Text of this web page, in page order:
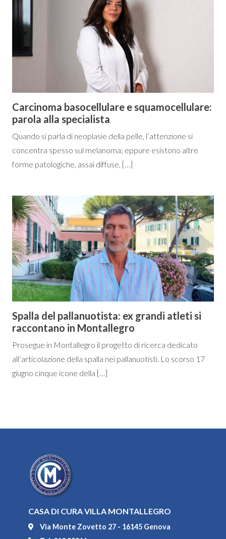
Carcinoma basocellulare e squamocellulare:
parola alla specialista
Quando si parla di neoplasie della pelle, l’attenzione si
concentra spesso sul melanoma; eppure esistono altre
forme patologiche, assai diffuse, […]
Spalla del pallanuotista: ex grandi atleti si
raccontano in Montallegro
Prosegue in Montallegro il progetto di ricerca dedicato
all’articolazione della spalla nei pallanuotisti. Lo scorso 17
giugno cinque icone della […]
CASA DI CURA VILLA MONTALLEGRO
Via Monte Zovetto 27 - 16145 Genova